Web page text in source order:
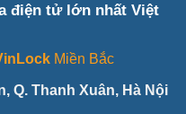
điện tử lớn nhất Việt
Miền Bắc
Q. Thanh Xuân, Hà Nội